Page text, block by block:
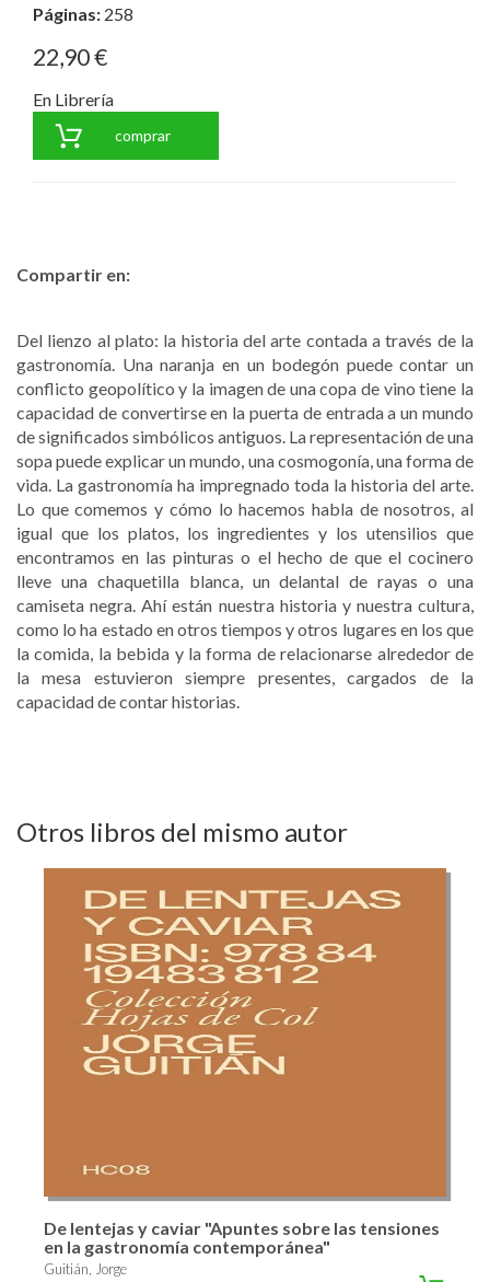
Páginas: 258
22,90 €
En Librería
comprar
Compartir en:
Del lienzo al plato: la historia del arte contada a través de la
gastronomía. Una naranja en un bodegón puede contar un
conflicto geopolítico y la imagen de una copa de vino tiene la
capacidad de convertirse en la puerta de entrada a un mundo
de significados simbólicos antiguos. La representación de una
sopa puede explicar un mundo, una cosmogonía, una forma de
vida. La gastronomía ha impregnado toda la historia del arte.
Lo que comemos y cómo lo hacemos habla de nosotros, al
igual que los platos, los ingredientes y los utensilios que
encontramos en las pinturas o el hecho de que el cocinero
lleve una chaquetilla blanca, un delantal de rayas o una
camiseta negra. Ahí están nuestra historia y nuestra cultura,
como lo ha estado en otros tiempos y otros lugares en los que
la comida, la bebida y la forma de relacionarse alrededor de
la mesa estuvieron siempre presentes, cargados de la
capacidad de contar historias.
Otros libros del mismo autor
De lentejas y caviar "Apuntes sobre las tensiones
en la gastronomía contemporánea"
Guitián, Jorge